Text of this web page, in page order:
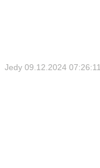
Jedy 09.12.2024 07:26:11